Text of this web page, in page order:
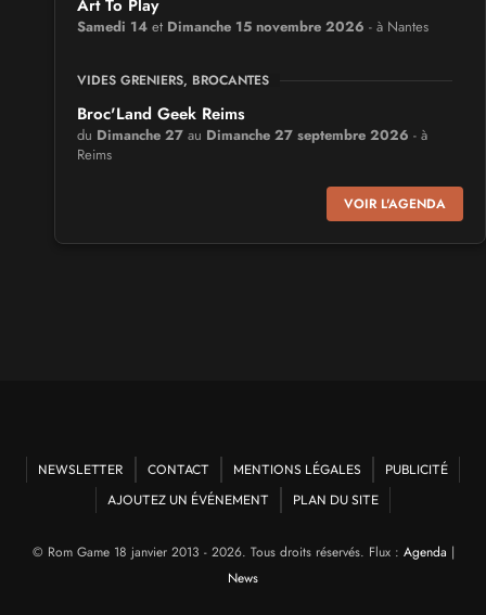
Art To Play
Samedi 14 et Dimanche 15 novembre 2026 - à Nantes
VIDES GRENIERS, BROCANTES
Broc'Land Geek Reims
du Dimanche 27 au Dimanche 27 septembre 2026 - à
Reims
MangAnime
Ponta Geek
Samedi 19etDimanche 20 septembre 2026- à Pontarlier
SALONS & CONVENTIONS GEEKS
VOIR L'AGENDA
NEWSLETTER CONTACT MENTIONS LÉGALES
PUBLICITÉ
AJOUTEZ UN ÉVÉNEMENT
PLAN DU SITE
© Rom Game 18 janvier 2013 - 2026. Tous droits réservés. Flux : Agenda |
News